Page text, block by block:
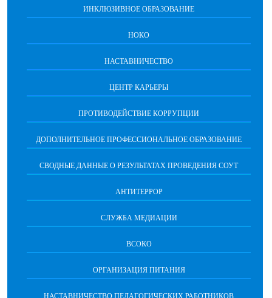
ИНКЛЮЗИВНОЕ ОБРАЗОВАНИЕ
НОКО
НАСТАВНИЧЕСТВО
ЦЕНТР КАРЬЕРЫ
ПРОТИВОДЕЙСТВИЕ КОРРУПЦИИ
ДОПОЛНИТЕЛЬНОЕ ПРОФЕССИОНАЛЬНОЕ ОБРАЗОВАНИЕ
СВОДНЫЕ ДАННЫЕ О РЕЗУЛЬТАТАХ ПРОВЕДЕНИЯ СОУТ
АНТИТЕРРОР
СЛУЖБА МЕДИАЦИИ
ВСОКО
ОРГАНИЗАЦИЯ ПИТАНИЯ
НАСТАВНИЧЕСТВО ПЕДАГОГИЧЕСКИХ РАБОТНИКОВ